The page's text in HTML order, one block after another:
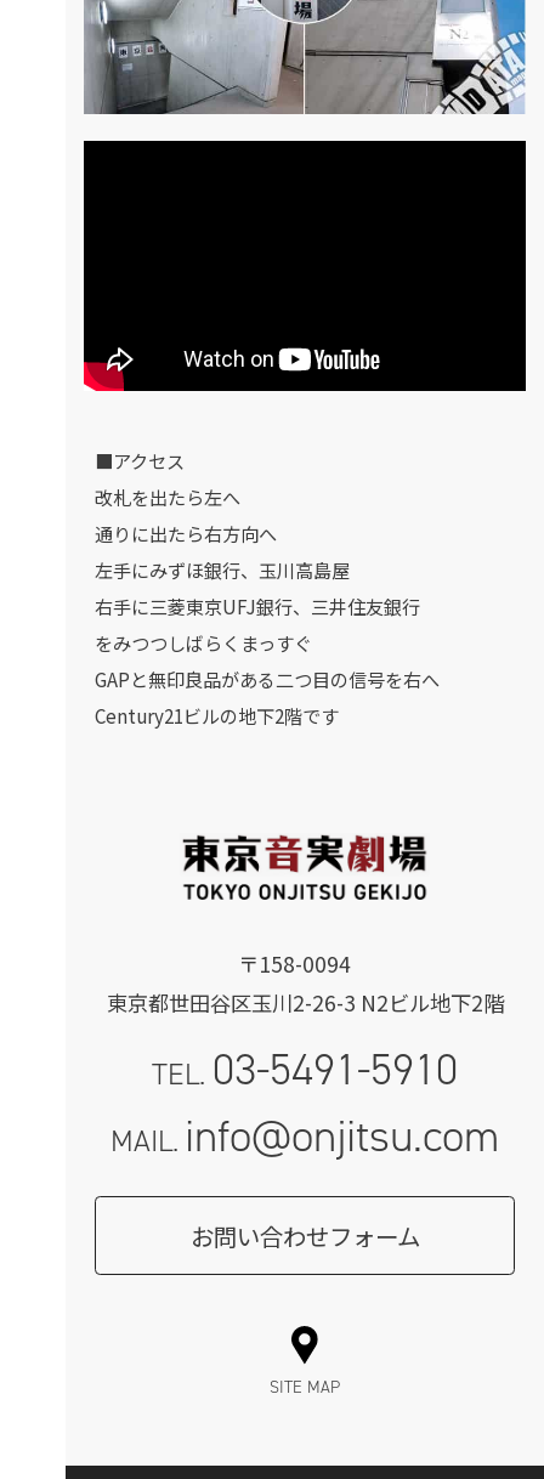
〒158-0094
東京都世田谷区玉川2-26-3 N2ビル地下2階
TEL. 03-5491-5910
MAIL. info@onjitsu.com
お問い合わせフォーム
■アクセス
改札を出たら左へ
通りに出たら右方向へ
左手にみずほ銀行、玉川高島屋
右手に三菱東京UFJ銀行、三井住友銀行
をみつつしばらくまっすぐ
GAPと無印良品がある二つ目の信号を右へ
Century21ビルの地下2階です
SITE MAP